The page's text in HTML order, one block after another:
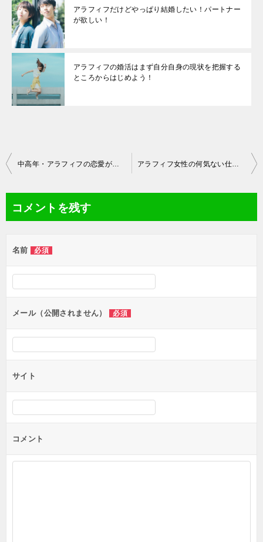
アラフィフだけどやっぱり結婚したい！パートナー
が欲しい！
アラフィフの婚活はまず自分自身の現状を把握する
ところからはじめよう！
投
ビ
ー
シ
ン
中高年・アラフィフの恋愛が簡単に結婚っていうことにはならない事情 アラフィフ女性の何気ない仕草｜意外と見られている魅力的な身体のパーツ
コメントを残す
名前 必須
メール（公開されません） 必須
サイト
コメント